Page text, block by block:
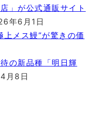
」が公式通販サイト
年6月1日
上メス鰻”が驚きの価
の新品種「明日輝
月8日